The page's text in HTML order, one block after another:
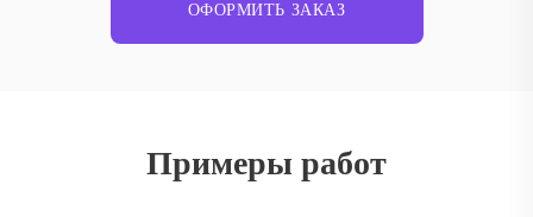
ОФОРМИТЬ ЗАКАЗ
Примеры работ